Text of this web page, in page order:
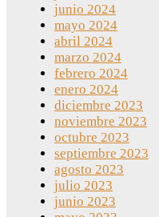
junio 2024
mayo 2024
abril 2024
marzo 2024
febrero 2024
enero 2024
diciembre 2023
noviembre 2023
octubre 2023
septiembre 2023
agosto 2023
julio 2023
junio 2023